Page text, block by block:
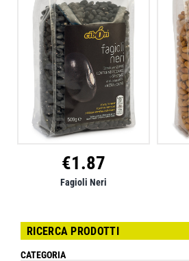
€1.87
Fagioli Neri
RICERCA PRODOTTI
CATEGORIA